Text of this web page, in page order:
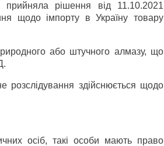
прийняла рішення від 11.10.2021
щодо імпорту в Україну товару
або штучного алмазу, що
розслідування здійснюється щодо
осіб, такі особи мають право